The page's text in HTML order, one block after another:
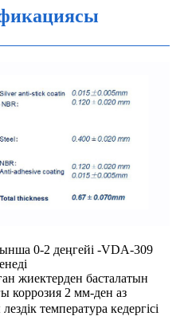
0-2 деңгейі -VDA-309
жиектерден басталатын
коррозия 2 мм-ден аз
температура кедергісі